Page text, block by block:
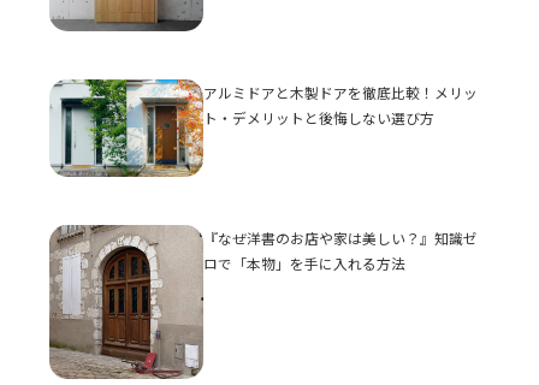
アルミドアと木製ドアを徹底比較！メリッ
ト・デメリットと後悔しない選び方
『なぜ洋書のお店や家は美しい？』知識ゼ
ロで「本物」を手に入れる方法